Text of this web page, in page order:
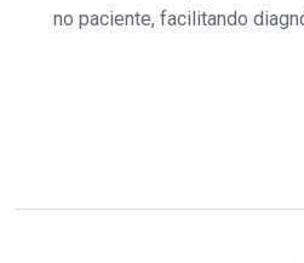
no paciente, facilitando